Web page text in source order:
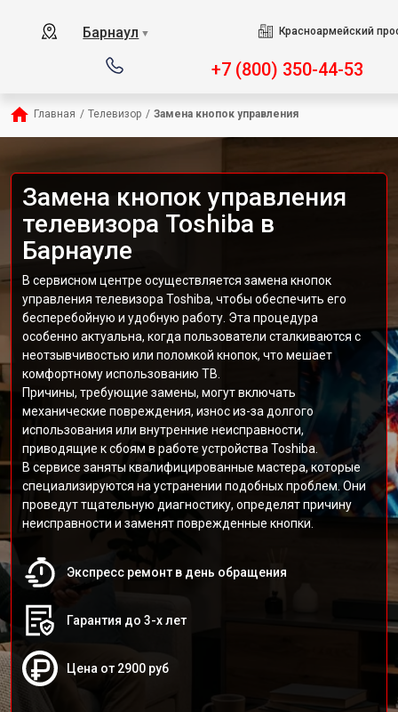
Барнаул ▼ Красноармейский
+7 (800) 350-44-53
Главная / Телевизор / Замена кнопок управления
Замена кнопок управления
телевизора Toshiba в
Барнауле
В сервисном центре осуществляется замена кнопок
управления телевизора Toshiba, чтобы обеспечить его
бесперебойную и удобную работу. Эта процедура
особенно актуальна, когда пользователи сталкиваются с
неотзывчивостью или поломкой кнопок, что мешает
комфортному использованию ТВ.
Причины, требующие замены, могут включать
механические повреждения, износ из-за долгого
использования или внутренние неисправности,
приводящие к сбоям в работе устройства Toshiba.
В сервисе заняты квалифицированные мастера, которые
специализируются на устранении подобных проблем. Они
проведут тщательную диагностику, определят причину
неисправности и заменят поврежденные кнопки.
Экспресс ремонт в день обращения
Гарантия до 3-х лет
Цена от 2900 руб